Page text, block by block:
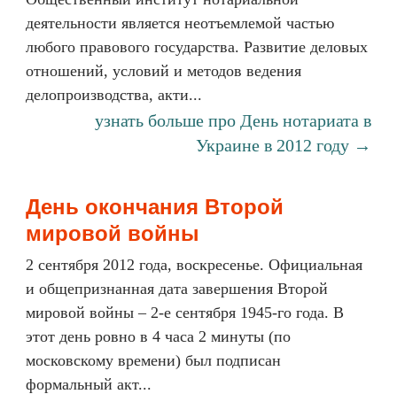
деятельности является неотъемлемой частью
любого правового государства. Развитие деловых
отношений, условий и методов ведения
делопроизводства, акти...
узнать больше про День нотариата в
Украине в 2012 году →
День окончания Второй
мировой войны
2 сентября 2012 года, воскресенье. Официальная
и общепризнанная дата завершения Второй
мировой войны – 2-е сентября 1945-го года. В
этот день ровно в 4 часа 2 минуты (по
московскому времени) был подписан
формальный акт...